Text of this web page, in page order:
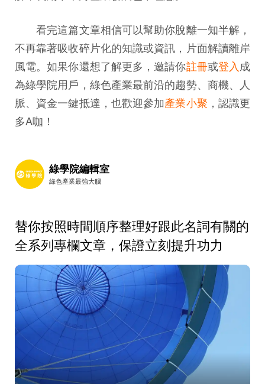
看完這篇文章相信可以幫助你脫離一知半解，
不再靠著吸收碎片化的知識或資訊，片面解讀離岸
風電。如果你還想了解更多，邀請你註冊或登入 成
為綠學院用戶，綠色產業最前沿的趨勢、商機、人
脈、資金一鍵抵達，也歡迎參加產業小聚 ，認識更
多A咖！
綠學院編輯室
綠色產業最強大腦
替你按照時間順序整理好跟此名詞有關的
全系列專欄文章，保證立刻提升功力